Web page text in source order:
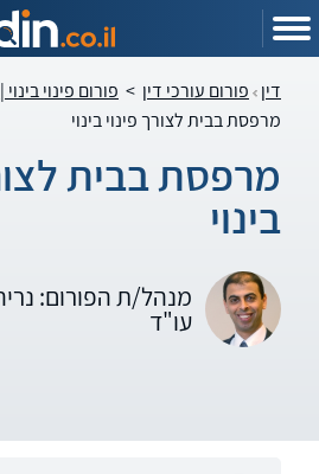
דין פורום עורכי דין > פורום פינוי
מרפסת בבית לצורך פינוי בינוי
מרפסת בבית
בינוי
מנהל/ת הפורום:
עו"ד